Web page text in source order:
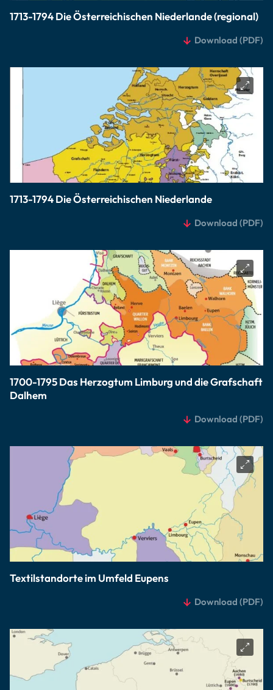
1713-1794 Die Österreichischen Niederlande (regional)
Download (PDF)
1713-1794 Die Österreichischen Niederlande
Download (PDF)
1700-1795 Das Herzogtum Limburg und die Grafschaft
Dalhem
Download (PDF)
Textilstandorte im Umfeld Eupens
Download (PDF)